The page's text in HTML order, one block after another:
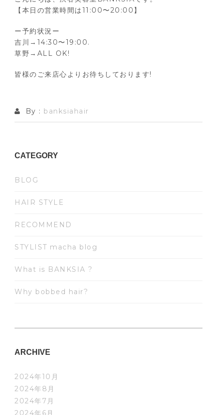
RECRUIT
【本日の営業時間は11:00〜20:00】
ー予約状況ー
吉川→14:30〜19:00.
草野→ALL OK!
皆様のご来店心よりお待ちしております!
By : banksiahair
CATEGORY
BLOG
HAIR STYLE
RECOMMEND
STYLIST macha blog
What is BANKSIA ?
Why bobbed hair?
ARCHIVE
2024年10月
2024年8月
2024年7月
2024年6月